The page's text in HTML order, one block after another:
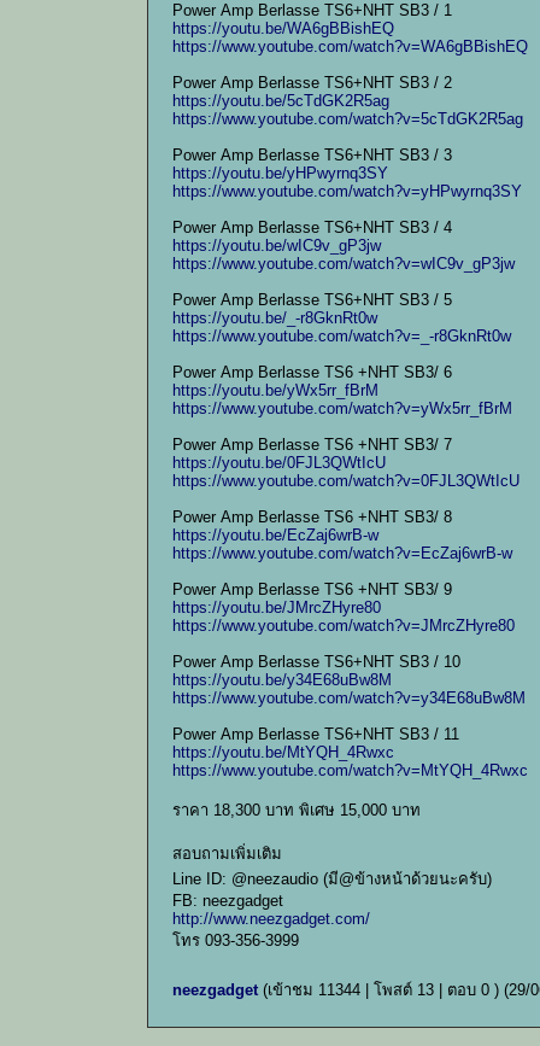
Power Amp Berlasse TS6+NHT SB3 / 1
https://youtu.be/WA6gBBishEQ
https://www.youtube.com/watch?v=WA6gBBishEQ
Power Amp Berlasse TS6+NHT SB3 / 2
https://youtu.be/5cTdGK2R5ag
https://www.youtube.com/watch?v=5cTdGK2R5ag
Power Amp Berlasse TS6+NHT SB3 / 3
https://youtu.be/yHPwyrnq3SY
https://www.youtube.com/watch?v=yHPwyrnq3SY
Power Amp Berlasse TS6+NHT SB3 / 4
https://youtu.be/wIC9v_gP3jw
https://www.youtube.com/watch?v=wIC9v_gP3jw
Power Amp Berlasse TS6+NHT SB3 / 5
https://youtu.be/_-r8GknRt0w
https://www.youtube.com/watch?v=_-r8GknRt0w
Power Amp Berlasse TS6 +NHT SB3/ 6
https://youtu.be/yWx5rr_fBrM
https://www.youtube.com/watch?v=yWx5rr_fBrM
Power Amp Berlasse TS6 +NHT SB3/ 7
https://youtu.be/0FJL3QWtIcU
https://www.youtube.com/watch?v=0FJL3QWtIcU
Power Amp Berlasse TS6 +NHT SB3/ 8
https://youtu.be/EcZaj6wrB-w
https://www.youtube.com/watch?v=EcZaj6wrB-w
Power Amp Berlasse TS6 +NHT SB3/ 9
https://youtu.be/JMrcZHyre80
https://www.youtube.com/watch?v=JMrcZHyre80
Power Amp Berlasse TS6+NHT SB3 / 10
https://youtu.be/y34E68uBw8M
https://www.youtube.com/watch?v=y34E68uBw8M
Power Amp Berlasse TS6+NHT SB3 / 11
https://youtu.be/MtYQH_4Rwxc
https://www.youtube.com/watch?v=MtYQH_4Rwxc
ราคา 18,300 บาท พิเศษ 15,000 บาท
สอบถามเพิ่มเติม
Line ID: @neezaudio (มี@ข้างหน้าด้วยนะครับ)
FB: neezgadget
http://www.neezgadget.com/
โทร 093-356-3999
neezgadget(เข้าชม 11344 | โพสต์ 13 | ตอบ 0 ) (29/